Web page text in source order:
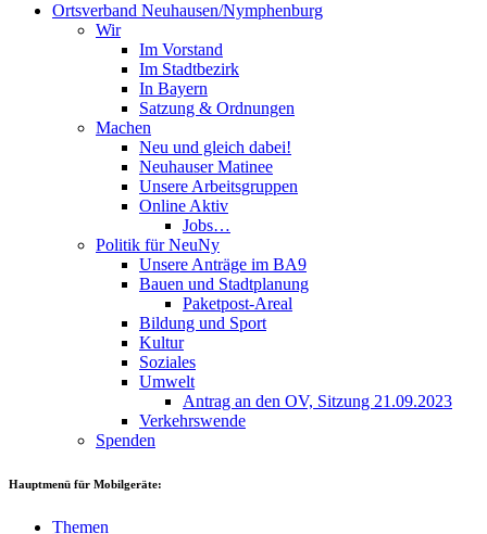
Ortsverband Neuhausen/Nymphenburg
Wir
Im Vorstand
Im Stadtbezirk
In Bayern
Satzung & Ordnungen
Machen
Neu und gleich dabei!
Neuhauser Matinee
Unsere Arbeitsgruppen
Online Aktiv
Jobs…
Politik für NeuNy
Unsere Anträge im BA9
Bauen und Stadtplanung
Paketpost-Areal
Bildung und Sport
Kultur
Soziales
Umwelt
Antrag an den OV, Sitzung 21.09.2023
Verkehrswende
Spenden
Hauptmenü für Mobilgeräte:
Themen